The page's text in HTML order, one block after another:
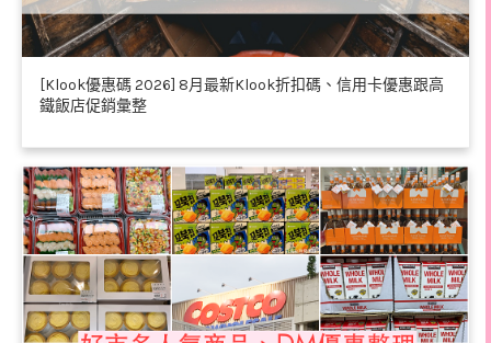
[Klook優惠碼 2026] 8月最新Klook折扣碼、信用卡優惠跟高
鐵飯店促銷彙整